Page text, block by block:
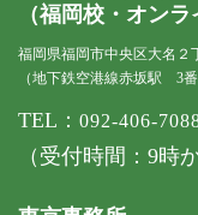
（福岡校・オンラ
福岡県福岡市中央区大名２
（地下鉄空港線赤坂駅 3番
TEL： 092-406-
（受付時間：9時